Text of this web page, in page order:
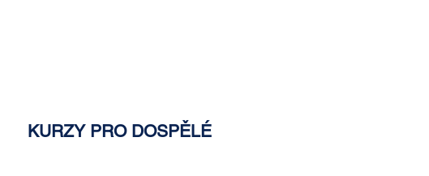
KURZY PRO DOSPĚLÉ